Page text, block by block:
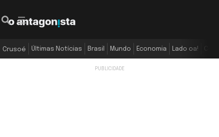
Crusoé Últimas Notícias Brasil Mundo Economia Lado oa!